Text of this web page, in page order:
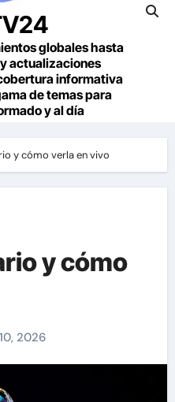
globales hasta
actualizaciones
informativa
de temas para
y al día
y cómo verla en vivo
y cómo
2026